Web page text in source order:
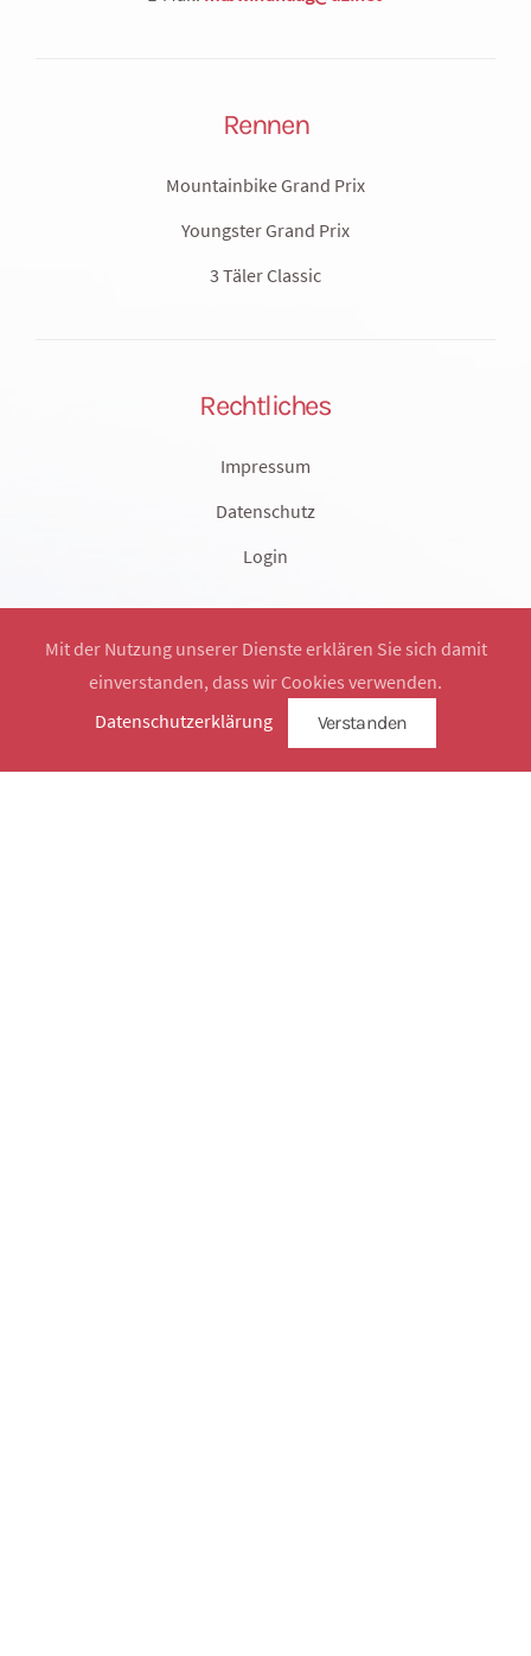
Rennen
Mountainbike Grand Prix
Youngster Grand Prix
3 Täler Classic
Rechtliches
Impressum
Datenschutz
Login
Mit der Nutzung unserer Dienste erklären Sie sich damit
einverstanden, dass wir Cookies verwenden.
Datenschutzerklärung
Verstanden